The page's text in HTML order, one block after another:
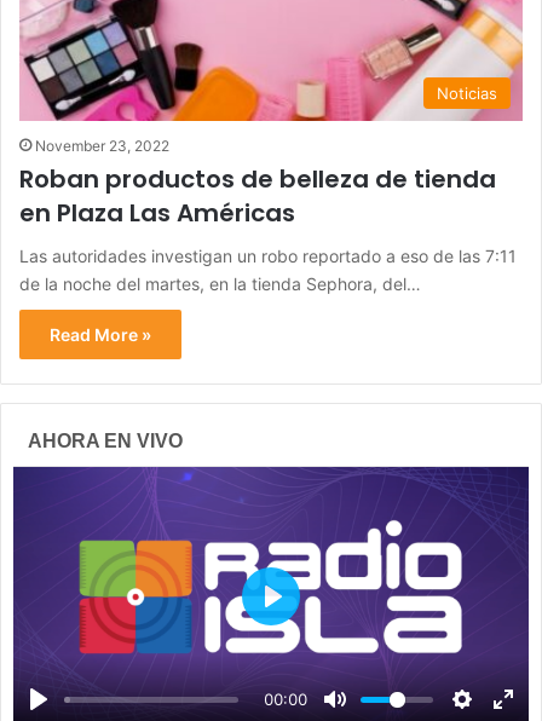
Noticias
November 23, 2022
Roban productos de belleza de tienda
en Plaza Las Américas
Las autoridades investigan un robo reportado a eso de las 7:11
de la noche del martes, en la tienda Sephora, del…
Read More »
AHORA EN VIVO
00:00
P
y